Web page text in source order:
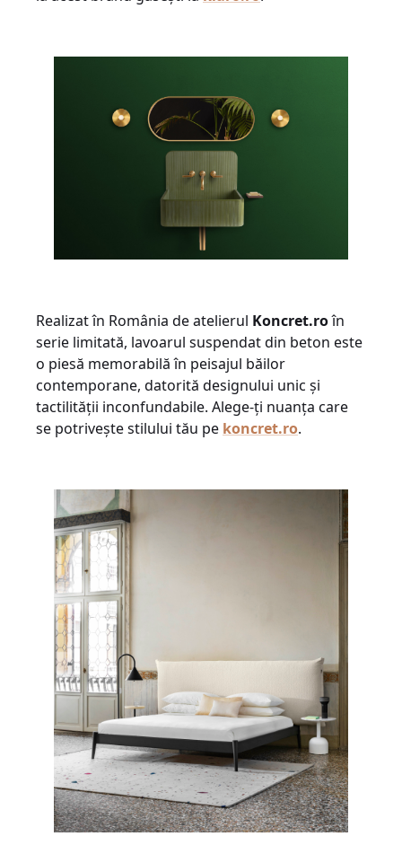
Realizat în România de atelierul Koncret.roîn
serie limitată, lavoarul suspendat din beton este
o piesă memorabilă în peisajul băilor
contemporane, datorită designului unic și
tactilității inconfundabile. Alege-ți nuanța care
se potrivește stilului tău pe koncret.ro.